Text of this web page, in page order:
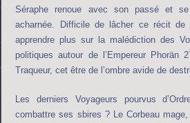
Séraphe renoue avec son passé et
acharnée. Difficile de lâcher ce récit
apprendre plus sur la malédiction des
politiques autour de l’Empereur Phorän
Traqueur, cet être de l’ombre avide de
Les derniers Voyageurs pourvus
combattre ses sbires ? Le Corbeau